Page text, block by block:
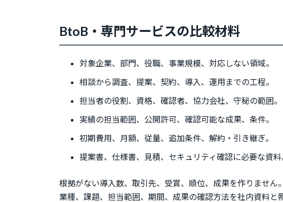
BtoB・専門サービスの比較材料
対象企業、部門、役職、事業規模、対応しない領域。
相談から調査、提案、契約、導入、運用までの工程。
担当者の役割、資格、確認者、協力会社、守秘の範囲。
実績の担当範囲、公開許可、確認可能な成果、条件。
初期費用、月額、従量、追加条件、解約・引き継ぎ。
提案書、仕様書、見積、セキュリティ確認に必要な資料
根拠がない導入数、取引先、受賞、順位、成果を作りません
業種、課題、担当範囲、期間、成果の確認方法を社内資料と